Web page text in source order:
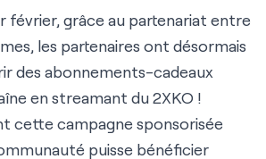
février, grâce au partenariat entre
les partenaires ont désormais
des abonnements-cadeaux
en streamant du 2XKO !
cette campagne sponsorisée
puisse bénéficier